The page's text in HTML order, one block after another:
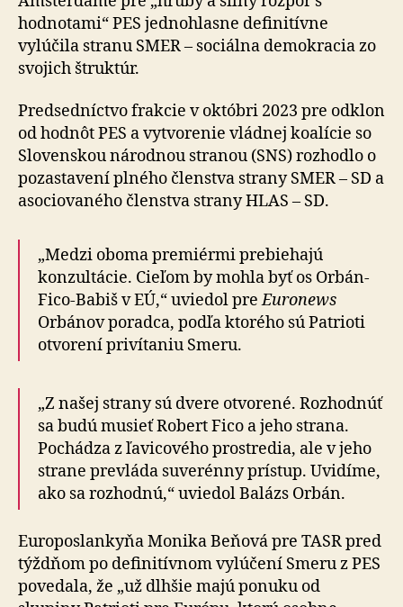
hodnotami“ PES jednohlasne definitívne
vylúčila stranu SMER – sociálna demokracia zo
svojich štruktúr.
Predsedníctvo frakcie v októbri 2023 pre odklon
od hod­nôt PES a vytvorenie vládnej koalície so
Slovenskou ná­rod­nou stranou (SNS) rozhodlo o
pozastavení plného člen­stva strany SMER – SD a
asociovaného členstva strany HLAS – SD.
„Medzi oboma premiérmi prebiehajú
konzultácie. Cie­ľom by mohla byť os Orbán-
Fico-Babiš v EÚ,“ uviedol preEuronews
Orbánov poradca, podľa ktorého sú Patrioti
otvorení privítaniu Smeru.
„Z našej strany sú dvere otvorené. Rozhodnúť
sa budú musieť Robert Fico a jeho strana.
Pochádza z ľavicového prostredia, ale v jeho
strane prevláda suverénny prístup. Uvidíme,
ako sa rozhodnú,“ uviedol Balázs Orbán.
Europoslankyňa Monika Beňová pre TASR pred
týždňom po definitívnom vylúčení Smeru z PES
povedala, že „už dlhšie majú ponuku od